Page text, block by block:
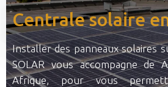
Centrale solaire
Installer des panneaux solaires
SOLAR vous accompagne
Afrique, pour vous